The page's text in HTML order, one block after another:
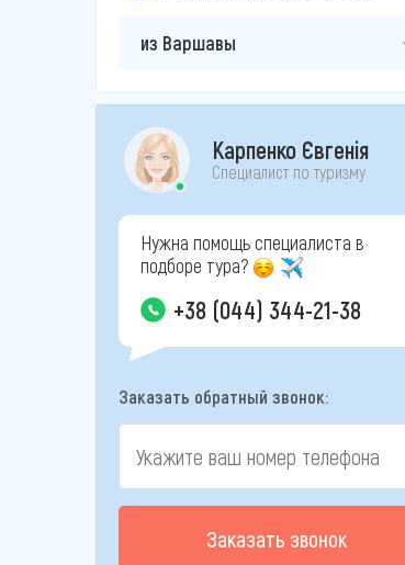
из Варшавы
Карпенко Євгенія
Специалист по туризму
Нужна помощь специалиста в
подборе тура?
+38 (044) 344-21-38
Заказать обратный звонок:
Заказать звонок